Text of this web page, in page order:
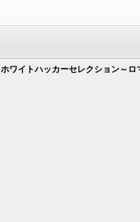
ホワイトハッカーセレクション～